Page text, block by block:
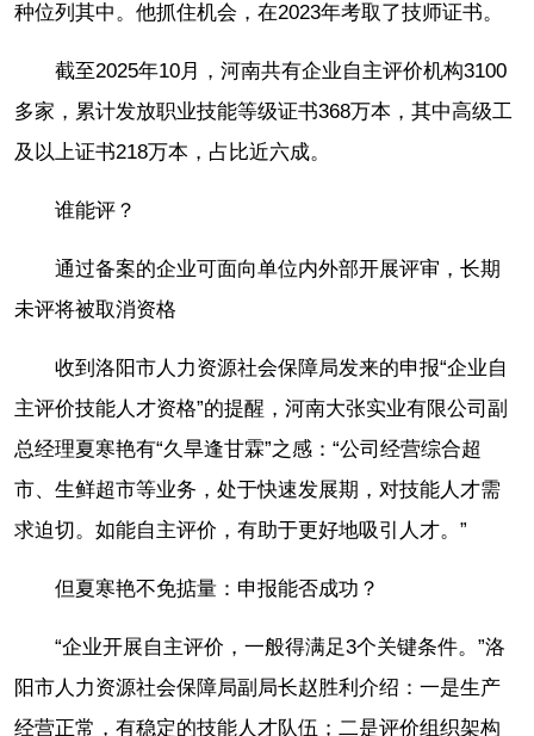
种位列其中。他抓住机会，在2023年考取了技师证书。
截至2025年10月，河南共有企业自主评价机构3100
多家，累计发放职业技能等级证书368万本，其中高级工
及以上证书218万本，占比近六成。
谁能评？
通过备案的企业可面向单位内外部开展评审，长期
未评将被取消资格
收到洛阳市人力资源社会保障局发来的申报“企业自
主评价技能人才资格”的提醒，河南大张实业有限公司副
总经理夏寒艳有“久旱逢甘霖”之感：“公司经营综合超
市、生鲜超市等业务，处于快速发展期，对技能人才需
求迫切。如能自主评价，有助于更好地吸引人才。”
但夏寒艳不免掂量：申报能否成功？
“企业开展自主评价，一般得满足3个关键条件。”洛
阳市人力资源社会保障局副局长赵胜利介绍：一是生产
经营正常，有稳定的技能人才队伍；二是评价组织架构